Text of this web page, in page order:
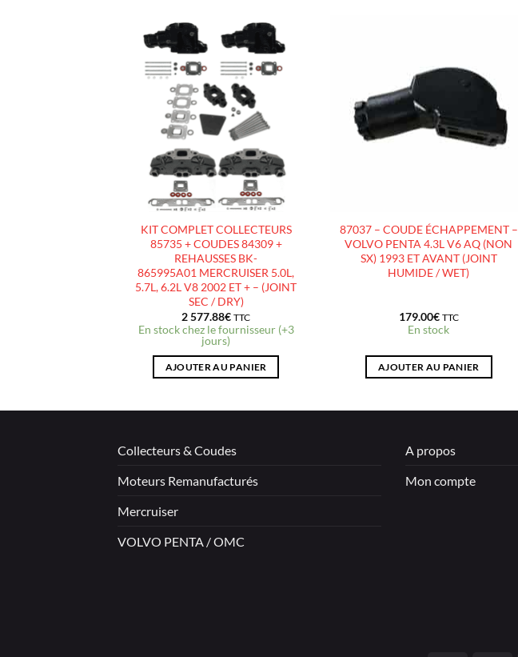
AJOUTER
À LA
D’ENVIES
KIT COMPLET COLLECTEURS
85735 + COUDES 84309 +
REHAUSSES BK-
865995A01 MERCRUISER 5.0L,
5.7L, 6.2L V8 2002 ET + – (JOINT
SEC / DRY)
2 577.88€ TTC
En stock chez le fournisseur (+3
jours)
AJOUTER AU PANIER
À LA
LISTE
D’ENVIES
87037 – COUDE ÉCHAPPEMENT –
VOLVO PENTA 4.3L V6 AQ (NON
SX) 1993 ET AVANT (JOINT
HUMIDE / WET)
179.00€ TTC
En stock
AJOUTER AU PANIER
Collecteurs & Coudes
Moteurs Remanufacturés
Mercruiser
VOLVO PENTA / OMC
A propos
Mon compte